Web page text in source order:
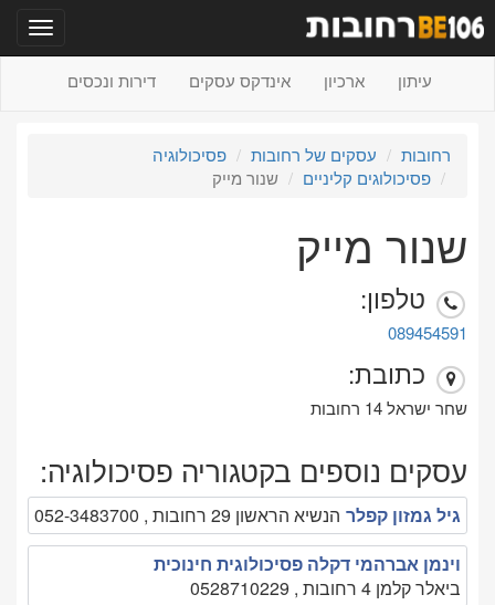
עיתון ארכיון אינדקס עסקים דירות ונכסים
רחובות עסקים של רחובות
פסיכולוגיה
פסיכולוגים קליניים
שנור מייק
שנור מייק
טלפון:
089454591
כתובת:
שחר ישראל 14 רחובות
עסקים נוספים בקטגוריה פסיכולוגיה:
גיל גמזון קפלר הנשיא הראשון 29 רחובות , 052-3483700
וינמן אברהמי דקלה פסיכולוגית חינוכית
ביאלר קלמן 4 רחובות , 0528710229